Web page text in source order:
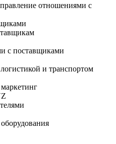
отношениями с
с поставщиками
и транспортом